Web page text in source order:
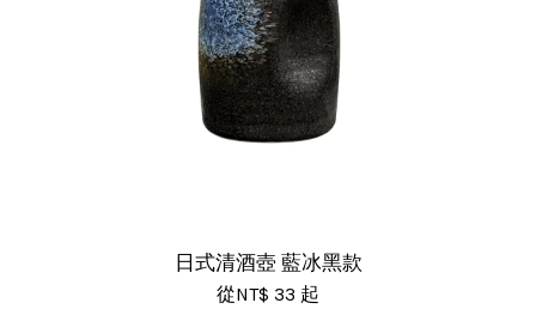
日式清酒壺 藍冰黑款
從NT$ 33 起